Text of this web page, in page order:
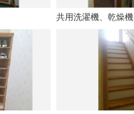
共用洗濯機、乾燥機